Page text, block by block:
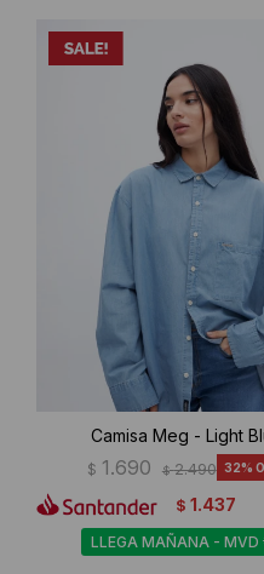
Camisa Meg - Light
$ 1.690 $ 2.490 32
$ 1.437
LLEGA MAÑANA - MVD